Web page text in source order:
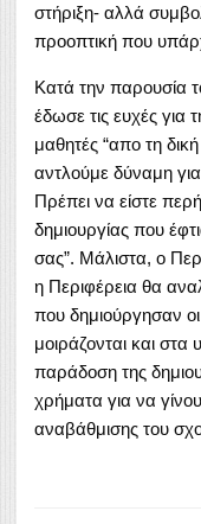
στήριξη- αλλά
προοπτική που
Κατά την παρουσία
έδωσε τις ευχές για
μαθητές “απο τη
αντλούμε δύναμη
Πρέπει να είστε
δημιουργίας που
σας”. Μάλιστα, ο
η Περιφέρεια θα
που δημιούργησαν
μοιράζονται και στα
παράδοση της
χρήματα για να
αναβάθμισης του